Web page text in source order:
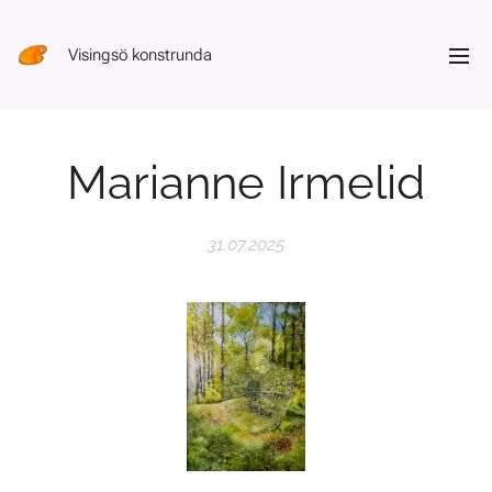
Visingsö konstrunda
Marianne Irmelid
31.07.2025